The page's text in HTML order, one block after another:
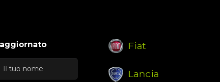
Fiat
Lancia